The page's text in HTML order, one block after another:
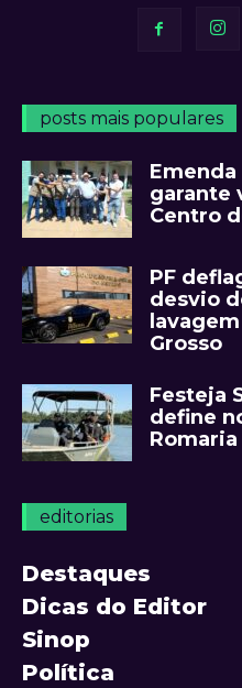
posts mais populares
garante
Centro
PF
desvio
Grosso
Festeja
define
editorias
Destaques
Dicas do Editor
Sinop
Política